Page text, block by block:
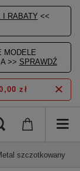
I RABATY <<
MODELE
>> SPRAWDŹ
zł
szczotkowany